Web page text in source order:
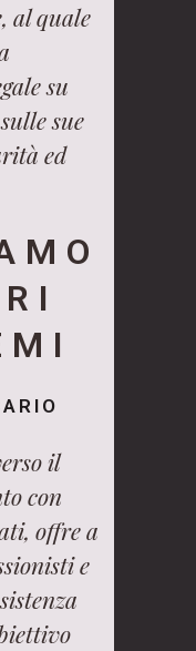
al quale
su
sue
ed
il
con
offre a
e